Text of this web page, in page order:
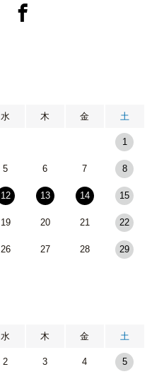
水 木 金 土
1
5 6 7 8
12 13 14 15
19 20 21 22
26 27 28 29
水 木 金 土
2 3 4 5